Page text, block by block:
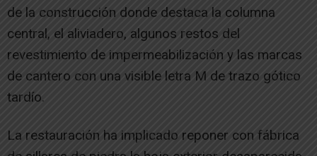
de la construcción donde destaca la columna
central, el aliviadero, algunos restos del
revestimiento de impermeabilización y las marcas
de cantero con una visible letra M de trazo gótico
tardío.
La restauración ha implicado reponer con fábrica